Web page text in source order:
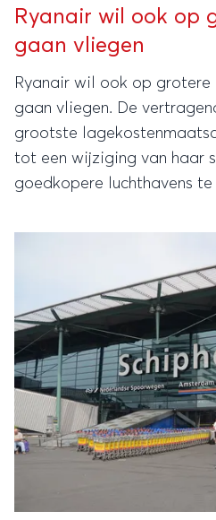
Ryanair wil ook op
gaan vliegen
Ryanair wil ook op grotere
gaan vliegen. De
grootste
tot een wijziging van haar
goedkopere